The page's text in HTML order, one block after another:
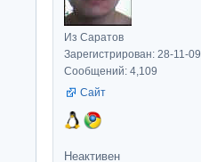
Из Саратов
Зарегистрирован: 28-11-09
Сообщений: 4,109
Сайт
Неактивен